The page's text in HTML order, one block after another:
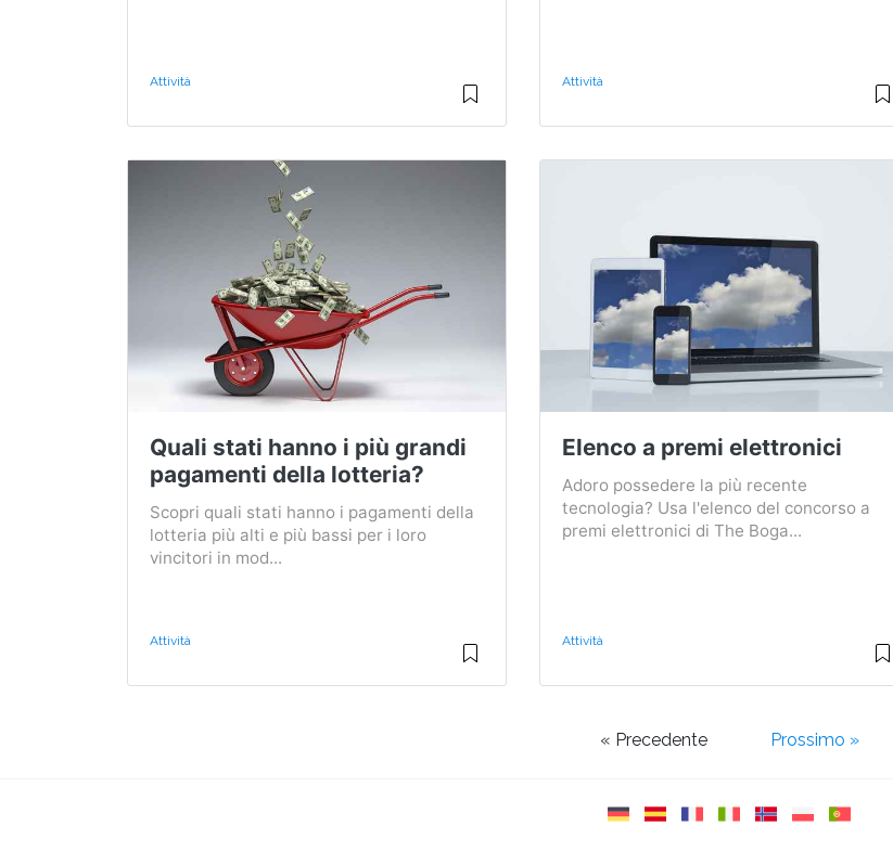
Attività Attività
Quali stati hanno i più grandi
pagamenti della lotteria?
Scopri quali stati hanno i pagamenti della
lotteria più alti e più bassi per i loro
vincitori in mod...
Attività
Elenco a premi elettronici
Adoro possedere la più recente
tecnologia? Usa l'elenco del concorso a
premi elettronici di The Boga...
Attività
« Precedente Prossimo »